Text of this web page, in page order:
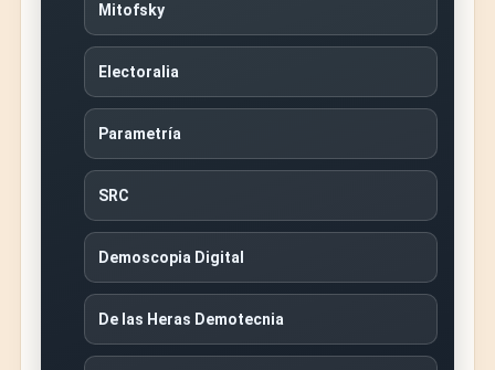
Mitofsky
Electoralia
Parametría
SRC
Demoscopia Digital
De las Heras Demotecnia